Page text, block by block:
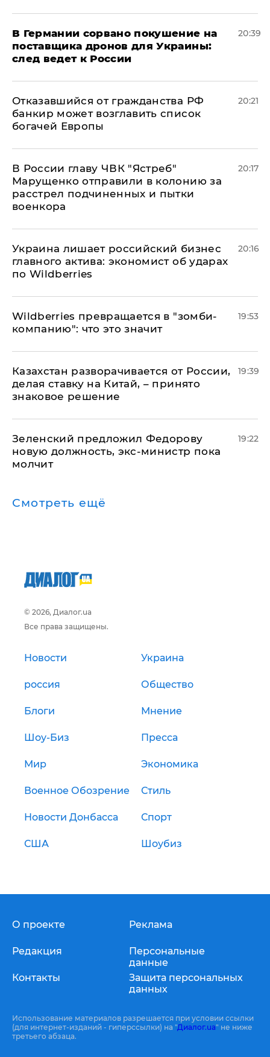
​В Германии сорвано покушение на
поставщика дронов для Украины:
след ведет к России
20:39
Отказавшийся от гражданства РФ
банкир может возглавить список
богачей Европы
20:21
В России главу ЧВК "Ястреб"
Марущенко отправили в колонию за
расстрел подчиненных и пытки
военкора
20:17
​Украина лишает российский бизнес
главного актива: экономист об ударах
по Wildberries
20:16
Wildberries превращается в "зомби-
компанию": что это значит
19:53
Казахстан разворачивается от России,
делая ставку на Китай, – принято
знаковое решение
19:39
Зеленский предложил Федорову
новую должность, экс-министр пока
молчит
19:22
Смотреть ещё
© 2026, Диалог.ua
Все права защищены.
Новости Украина
россия Общество
Блоги Мнение
Шоу-Биз Пресса
Мир Экономика
Военное Обозрение Стиль
Новости Донбасса Спорт
США Шоубиз
О проекте
Редакция
Контакты
Реклама
Персональные
данные
Защита персональных
данных
Использование материалов разрешается при условии ссылки
(для интернет-изданий - гиперссылки) на "Диалог.ua" не ниже
третьего абзаца.